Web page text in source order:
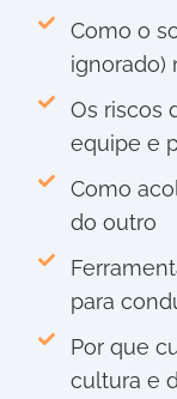
Como o
ignorado)
Os riscos
equipe e
Como
do outro
para
Por que
cultura e